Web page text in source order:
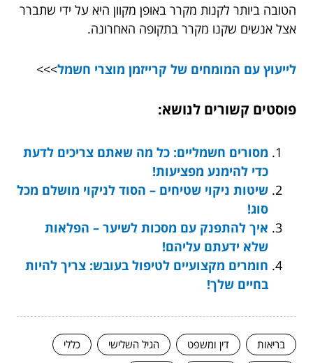
הטובה ביותר לקנות מקרר באופן מקוון היא על ידי שתברר
אצל אנשים שקנו מקרר בתקופה האחרונה.
לייעוץ עם המומחים של קרייזמן מוצרי חשמל>>>
פוסטים קשורים לנושא:
מסורים חשמליים: כל מה שאתם צריכים לדעת
כדי להימנע מפציעות!
שיטות ניקוי שטיחים – הסוד לניקוי מושלם מכל
סוג!
איך להתפנק עם מסכות לשיער – הפלאות
שלא ידעתם עליהם!
חומרים מקצועיים לטיפול בעובש: צריך להיות
בחיים שלך!
בריאות דין ומשפט הגיל השלישי
כללי